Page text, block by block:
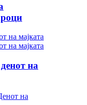
на